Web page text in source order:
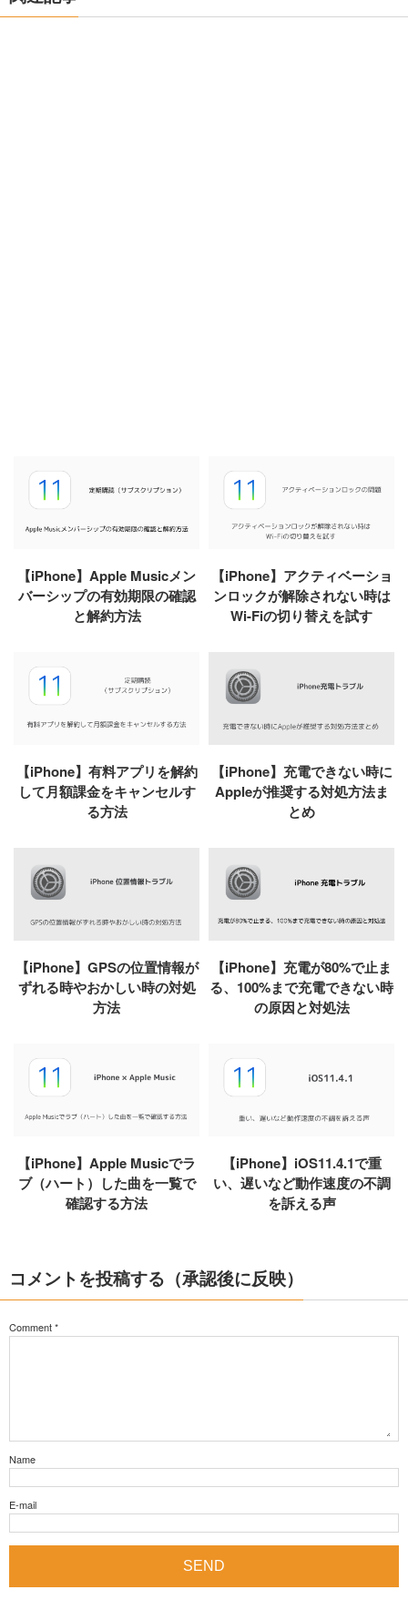
【iPhone】Apple Musicメン
バーシップの有効期限の確認
と解約方法
【iPhone】アクティベーショ
ンロックが解除されない時は
Wi-Fiの切り替えを試す
【iPhone】有料アプリを解約
して月額課金をキャンセルす
る方法
【iPhone】充電できない時に
Appleが推奨する対処方法ま
とめ
【iPhone】GPSの位置情報が
ずれる時やおかしい時の対処
方法
【iPhone】充電が80%で止ま
る、100%まで充電できない時
の原因と対処法
【iPhone】Apple Musicでラ
ブ（ハート）した曲を一覧で
確認する方法
【iPhone】iOS11.4.1で重
い、遅いなど動作速度の不調
を訴える声
コメントを投稿する（承認後に反映）
Comment*
Name
E-mail